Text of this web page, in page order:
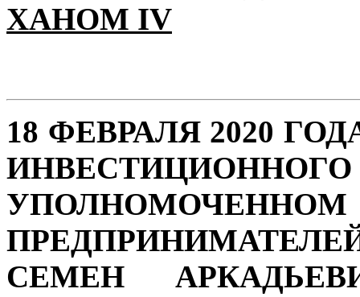
ХАНОМ IV
18 ФЕВРАЛЯ 2020
СЕМЕН